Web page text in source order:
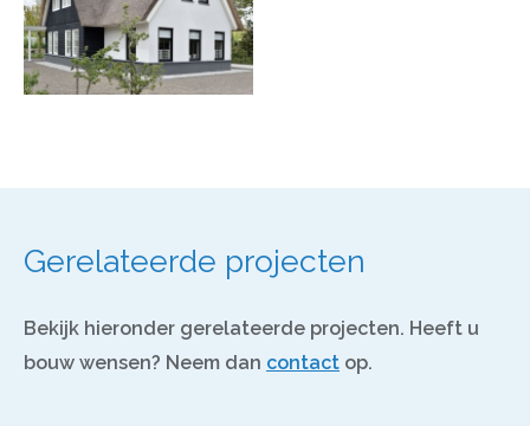
Gerelateerde projecten
Bekijk hieronder gerelateerde projecten. Heeft u
bouw wensen? Neem dan contact op.